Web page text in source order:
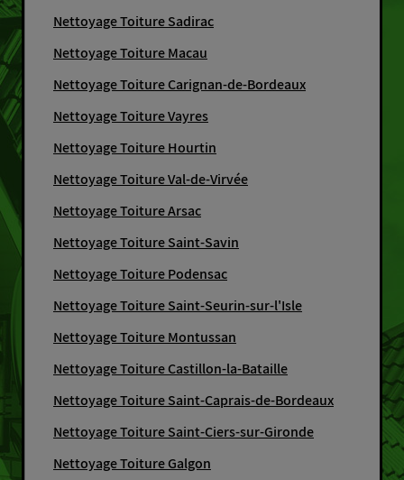
Nettoyage Toiture Sadirac
Nettoyage Toiture Macau
Nettoyage Toiture Carignan-de-Bordeaux
Nettoyage Toiture Vayres
Nettoyage Toiture Hourtin
Nettoyage Toiture Val-de-Virvée
Nettoyage Toiture Arsac
Nettoyage Toiture Saint-Savin
Nettoyage Toiture Podensac
Nettoyage Toiture Saint-Seurin-sur-l'Isle
Nettoyage Toiture Montussan
Nettoyage Toiture Castillon-la-Bataille
Nettoyage Toiture Saint-Caprais-de-Bordeaux
Nettoyage Toiture Saint-Ciers-sur-Gironde
Nettoyage Toiture Galgon